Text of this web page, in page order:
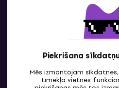
Piekrišana
Mēs izmantojam
tīmekļa vietnes
Sazinies ar